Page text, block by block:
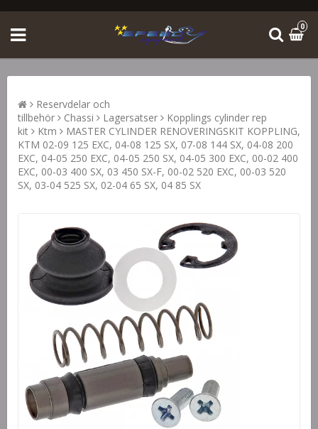
0
Reservdelar och
tillbehör
Chassi Lagersatser
Kopplings cylinder rep
kit
Ktm
MASTER CYLINDER RENOVERINGSKIT KOPPLING,
KTM 02-09 125 EXC, 04-08 125 SX, 07-08 144 SX, 04-08 200
EXC, 04-05 250 EXC, 04-05 250 SX, 04-05 300 EXC, 00-02 400
EXC, 00-03 400 SX, 03 450 SX-F, 00-02 520 EXC, 00-03 520
SX, 03-04 525 SX, 02-04 65 SX, 04 85 SX